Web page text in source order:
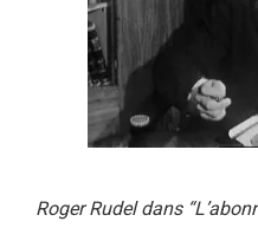
Roger Rudel dans